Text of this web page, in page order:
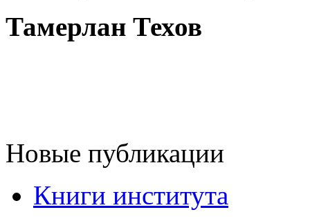
Тамерлан Техов
Новые публикации
Книги института